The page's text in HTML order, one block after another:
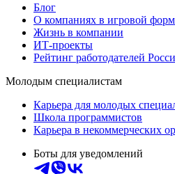
Блог
О компаниях в игровой
Жизнь в компании
ИТ-проекты
Рейтинг работодателей
Молодым специалистам
Карьера для молодых
Школа программистов
Карьера в некоммерческих
Боты для уведомлений